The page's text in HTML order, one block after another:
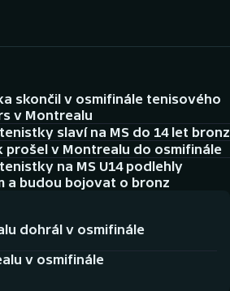
skončil v osmifinále tenisového
v Montrealu
slaví na MS do 14 let bronz
prošel v Montrealu do osmifinále
na MS U14 podlehly
a budou bojovat o bronz
dohrál v osmifinále
v osmifinále